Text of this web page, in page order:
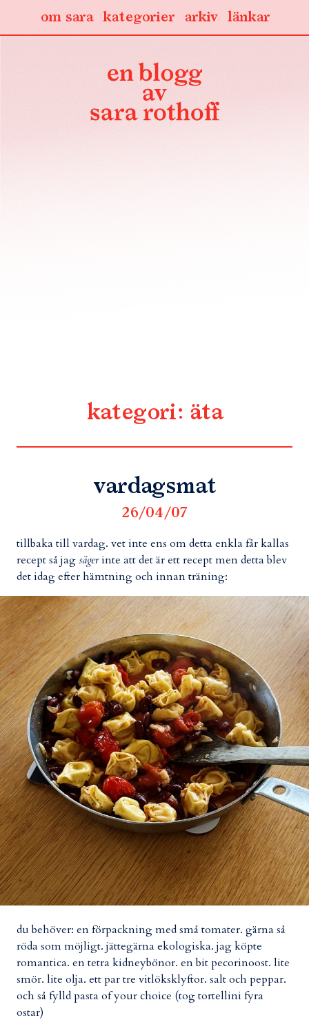
länkar
arkiv
kategorier
om sara
kategori: äta
vardagsmat
26/04/07
tillbaka till vardag. vet inte ens om detta enkla får kallas
recept så jagsägerinte att det är ett recept men detta blev
det idag efter hämtning och innan träning:
du behöver: en förpackning med små tomater. gärna så
röda som möjligt. jättegärna ekologiska. jag köpte
romantica. en tetra kidneybönor. en bit pecorinoost. lite
smör. lite olja. ett par tre vitlöksklyftor. salt och peppar.
och så fylld pasta of your choice (tog tortellini fyra
ostar)